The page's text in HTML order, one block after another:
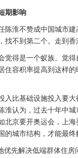
期影响
淮不赞成中国城市建
找不到第二个。走到
得是一个蚁族。觉得
住容积率提高到这样
比基础设施投入要大
淮认为，过去十年中
北京要开奥运会，上
的城市结构，才能最终
先解决低端群体住房